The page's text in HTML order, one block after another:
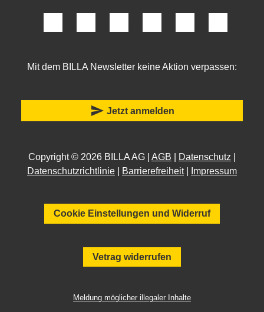
Mit dem BILLA Newsletter keine Aktion verpassen:
send Jetzt anmelden
Copyright © 2026 BILLA AG | AGB Datenschutz
Datenschutzrichtlinie
Barrierefreiheit| Impressum
Cookie Einstellungen und Widerruf
Vetrag widerrufen
Meldung möglicher illegaler Inhalte